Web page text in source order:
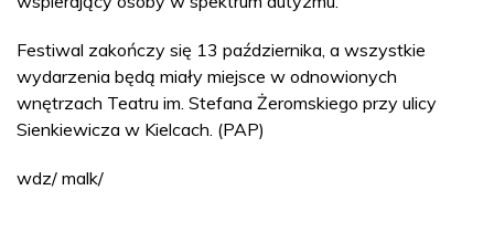
Festiwal zakończy się 13 października, a wszystkie
wydarzenia będą miały miejsce w odnowionych
wnętrzach Teatru im. Stefana Żeromskiego przy ulicy
Sienkiewicza w Kielcach. (PAP)
wdz/ malk/